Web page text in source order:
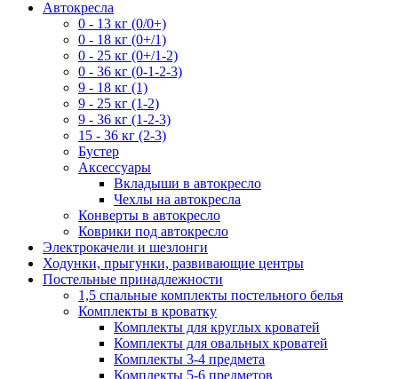
Автокресла
0 - 13 кг (0/0+)
0 - 18 кг (0+/1)
0 - 25 кг (0+/1-2)
0 - 36 кг (0-1-2-3)
9 - 18 кг (1)
9 - 25 кг (1-2)
9 - 36 кг (1-2-3)
15 - 36 кг (2-3)
Бустер
Аксессуары
Вкладыши в автокресло
Чехлы на автокресла
Конверты в автокресло
Коврики под автокресло
Электрокачели и шезлонги
Ходунки, прыгунки, развивающие центры
Постельные принадлежности
1,5 спальные комплекты постельного белья
Комплекты в кроватку
Комплекты для круглых кроватей
Комплекты для овальных кроватей
Комплекты 3-4 предмета
Комплекты 5-6 предметов